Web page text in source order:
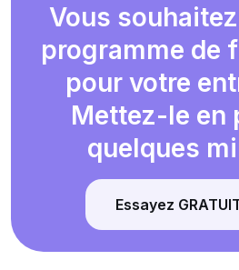
Vous
programme de
pour votre
Mettez-le en
quelques
Essayez